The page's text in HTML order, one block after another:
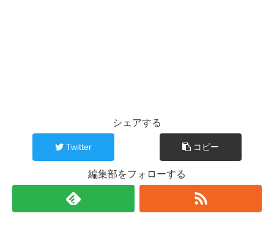
シェアする
Twitter コピー
編集部をフォローする